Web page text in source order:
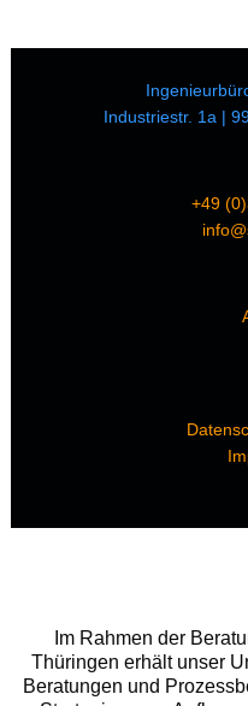
Industriestr. 1a |
+49
Im Rahmen der
Thüringen erhält unser
Beratungen und